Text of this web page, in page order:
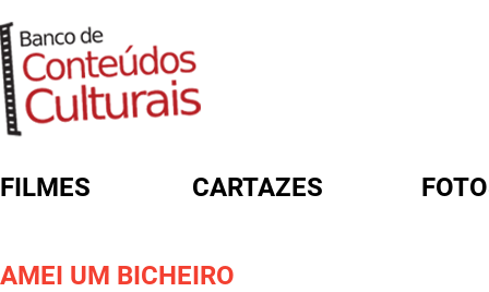
FILMES CARTAZES
AMEI UM BICHEIRO